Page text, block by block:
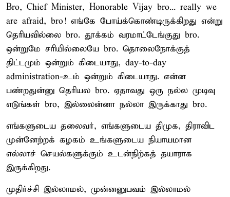
Bro, Chief Minister, Honorable Vijay bro... really we
are afraid, bro! எங்கே போய்க்கொண்டிருக்கிறது என்று
தெரியவில்லை bro. தூக்கம் வரமாட்டேங்குது bro.
ஒன்றுமே சரியில்லையே bro. தொலைநோக்குத்
திட்டமும் ஒன்றும் கிடையாது, day-to-day
administration-உம் ஒன்றும் கிடையாது. என்ன
பண்றதுன்னு தெரியல bro. ஏதாவது ஒரு நல்ல முடிவு
எடுங்கள் bro, இல்லைன்னா நல்லா இருக்காது bro.
எங்களுடைய தலைவர், எங்களுடைய திமுக, திராவிட
முன்னேற்றக் கழகம் உங்களுடைய நியாயமான
எல்லாச் செயல்களுக்கும் உடன்நிற்கத் தயாராக
இருக்கிறது.
முதிர்ச்சி இல்லாமல், முன்னனுபவம் இல்லாமல்